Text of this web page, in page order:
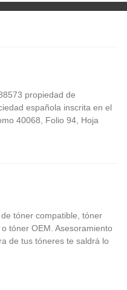
propiedad de
española inscrita en el
40068, Folio 94, Hoja
tóner compatible, tóner
tóner OEM. Asesoramiento
de tus tóneres te saldrá lo